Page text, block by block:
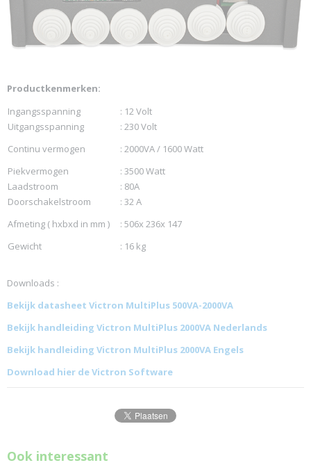
Productkenmerken:
Ingangsspanning
: 12 Volt
Uitgangsspanning
: 230 Volt
Continu vermogen
: 2000VA / 1600 Watt
Piekvermogen
: 3500 Watt
Laadstroom
: 80A
Doorschakelstroom
: 32 A
Afmeting ( hxbxd in mm )
: 506x 236x 147
Gewicht
: 16 kg
Downloads :
Bekijk datasheet Victron MultiPlus 500VA-2000VA
Bekijk handleiding Victron MultiPlus 2000VA Nederlands
Bekijk handleiding Victron MultiPlus 2000VA Engels
Download hier de Victron Software
Ook interessant